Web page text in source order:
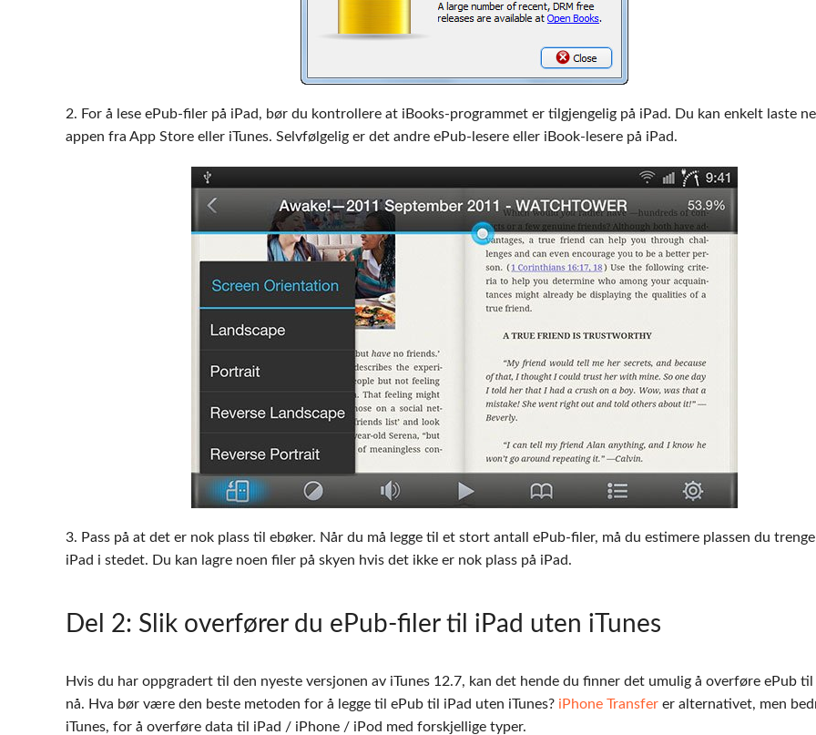
2. For å lese ePub-filer på iPad, bør du kontrollere at iBooks-programmet er tilgjengelig på iPad. Du kan enkelt laste
appen fra App Store eller iTunes. Selvfølgelig er det andre ePub-lesere eller iBook-lesere på iPad.
3. Pass på at det er nok plass til ebøker. Når du må legge til et stort antall ePub-filer, må du estimere plassen du
iPad i stedet. Du kan lagre noen filer på skyen hvis det ikke er nok plass på iPad.
Del 2: Slik overfører du ePub-filer til iPad uten iTunes
Hvis du har oppgradert til den nyeste versjonen av iTunes 12.7, kan det hende du finner det umulig å overføre ePub til
nå. Hva bør være den beste metoden for å legge til ePub til iPad uten iTunes? iPhone Transfer er alternativet, men
iTunes, for å overføre data til iPad / iPhone / iPod med forskjellige typer.